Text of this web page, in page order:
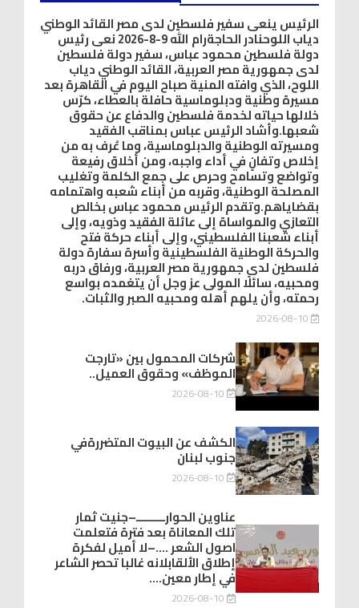
الرئيس ينعى سفير فلسطين لدى مصر القائد الوطني
دياب اللوحنادر الحاجةرام الله 9-8-2026 نعى رئيس
دولة فلسطين محمود عباس، سفير دولة فلسطين
لدى جمهورية مصر العربية، القائد الوطني دياب
اللوح، الذي وافته المنية صباح اليوم في القاهرة بعد
مسيرة وطنية ودبلوماسية حافلة بالعطاء، كرّس
خلالها حياته لخدمة فلسطين والدفاع عن حقوق
شعبها.وأشاد الرئيس عباس بمناقب الفقيد
ومسيرته الوطنية والدبلوماسية، وما عُرف به من
إخلاص وتفانٍ في أداء واجبه، ومن أخلاق رفيعة
وتواضع وتسامح وحرص على جمع الكلمة وتغليب
المصلحة الوطنية، وقربه من أبناء شعبه واهتمامه
بقضاياهم.وتقدم الرئيس محمود عباس بخالص
التعازي والمواساة إلى عائلة الفقيد وذويه، وإلى
أبناء شعبنا الفلسطيني، وإلى أبناء حركة فتح
والحركة الوطنية الفلسطينية وأسرة سفارة دولة
فلسطين لدى جمهورية مصر العربية، ورفاق دربه
ومحبيه، سائلًا المولى عز وجل أن يتغمده بواسع
رحمته، وأن يلهم أهله ومحبيه الصبر والثبات.
شركات المحمول بين «تارجت
الموظف» وحقوق العميل..
2026-08-10
الكشف عن البيوت المتضررةفي
جنوب لبنان
2026-08-10
عناوين الحوارـــــــــ–جنيت ثمار
تلك المعاناة بعد فترة فتعلمت
اصول الشعر ….–لا أميل لفكرة
إطلاق الألقابلانه غالبا تحصر الشاعر
في إطار معين….
2026-08-10